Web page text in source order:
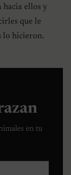
hacia ellos y
que le
lo hicieron.
en tu